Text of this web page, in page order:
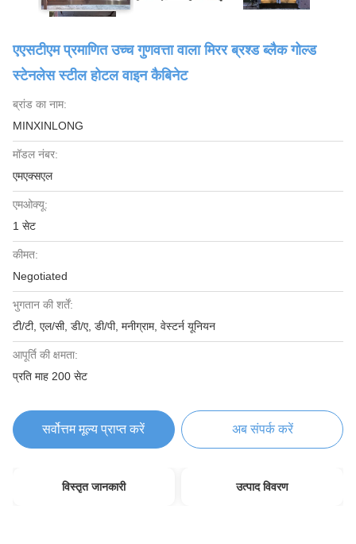
एएसटीएम प्रमाणित उच्च गुणवत्ता वाला मिरर ब्रश्ड ब्लैक गोल्ड
स्टेनलेस स्टील होटल वाइन कैबिनेट
ब्रांड का नाम:
MINXINLONG
मॉडल नंबर:
एमएक्सएल
एमओक्यू:
1 सेट
कीमत:
Negotiated
भुगतान की शर्तें:
टी/टी, एल/सी, डी/ए, डी/पी, मनीग्राम, वेस्टर्न यूनियन
आपूर्ति की क्षमता:
प्रति माह 200 सेट
सर्वोत्तम मूल्य प्राप्त करें अब संपर्क करें
विस्तृत जानकारी उत्पाद विवरण